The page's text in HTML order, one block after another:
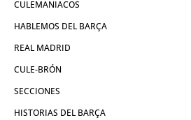
CULEMANIACOS
HABLEMOS DEL BARÇA
REAL MADRID
CULE-BRÓN
SECCIONES
HISTORIAS DEL BARÇA